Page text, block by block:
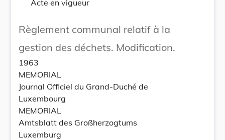
Acte en vigueur
Règlement communal relatif à la
gestion des déchets. Modification.
1963
MEMORIAL
Journal Officiel du Grand-Duché de
Luxembourg
MEMORIAL
Amtsblatt des Großherzogtums
Luxemburg